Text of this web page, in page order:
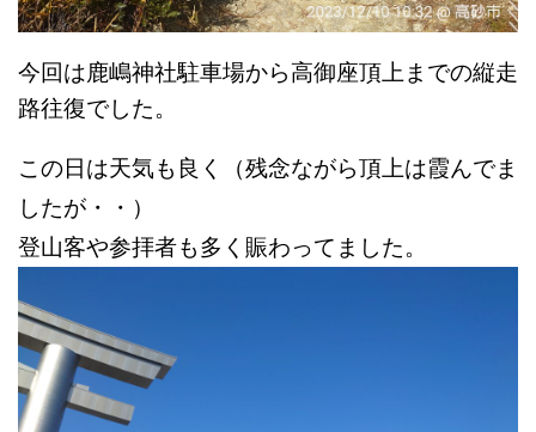
今回は鹿嶋神社駐車場から高御座頂上までの縦走
路往復でした。
この日は天気も良く（残念ながら頂上は霞んでま
したが・・）
登山客や参拝者も多く賑わってました。